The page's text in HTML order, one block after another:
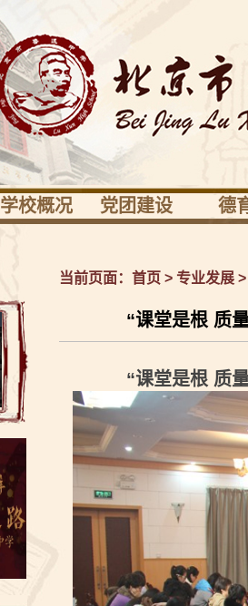
学校概况
学校识别
关于校园
校长信息
校友园地
党团建设
党建
共青团少先队
工会之家
德
德育
健康
当前页面： 首页 > 专业发展
“课堂是根 质
“课堂是根 质